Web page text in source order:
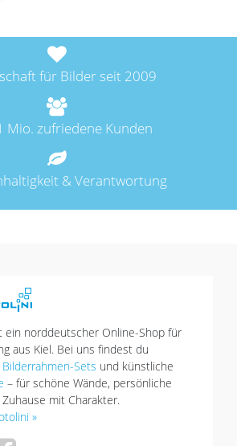
für Bilder seit 2009
Mio. zufriedene Kunden
& Verantwortung
ein norddeutscher Online-Shop für
aus Kiel. Bei uns findest du
Bilderrahmen-Sets und künstliche
– für schöne Wände, persönliche
mit Charakter.
»